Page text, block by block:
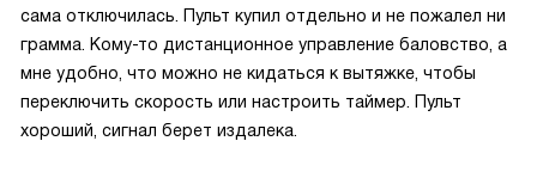
сама отключилась. Пульт купил отдельно и не пожалел ни
грамма. Кому-то дистанционное управление баловство, а
мне удобно, что можно не кидаться к вытяжке, чтобы
переключить скорость или настроить таймер. Пульт
хороший, сигнал берет издалека.